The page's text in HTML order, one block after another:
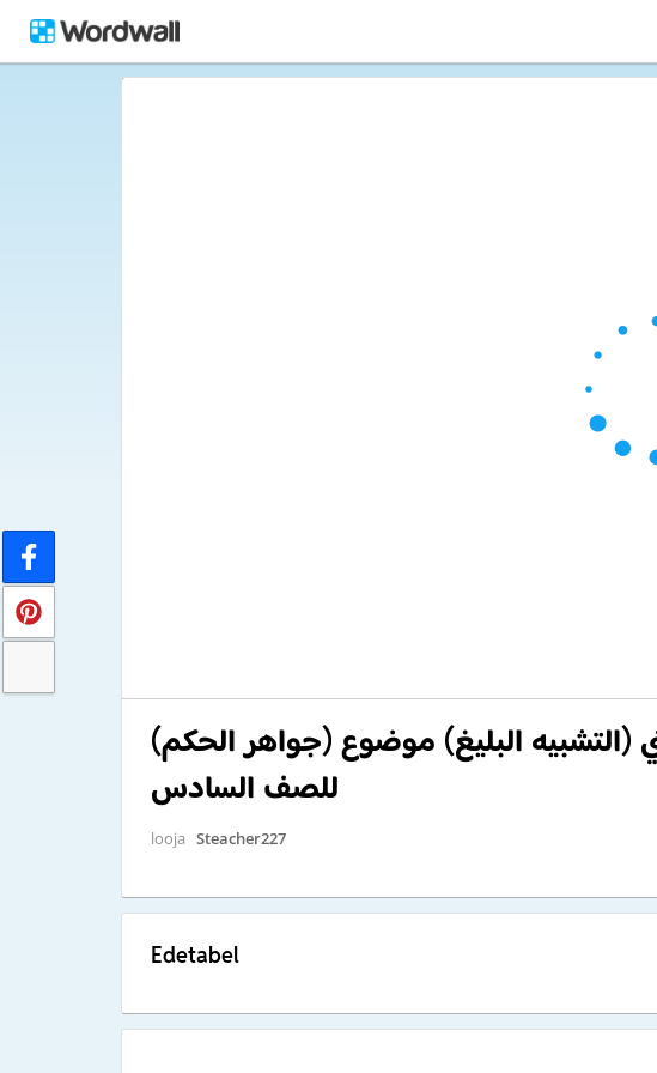
(التشبيه البليغ) موضوع (جواهر الحكم)
للصف السادس
looja Steacher227
Edetabel